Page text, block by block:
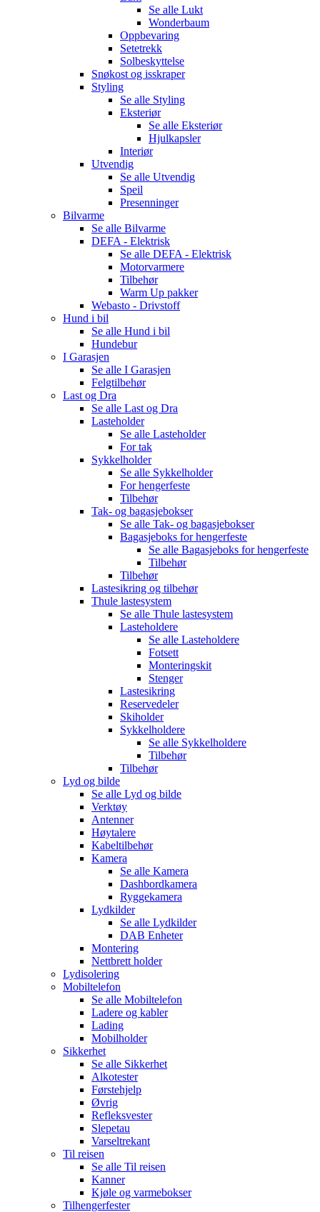
Se alle Lukt
Wonderbaum
Oppbevaring
Setetrekk
Solbeskyttelse
Snøkost og isskraper
Styling
Se alle Styling
Eksteriør
Se alle Eksteriør
Hjulkapsler
Interiør
Utvendig
Se alle Utvendig
Speil
Presenninger
Bilvarme
Se alle Bilvarme
DEFA - Elektrisk
Se alle DEFA - Elektrisk
Motorvarmere
Tilbehør
Warm Up pakker
Webasto - Drivstoff
Hund i bil
Se alle Hund i bil
Hundebur
I Garasjen
Se alle I Garasjen
Felgtilbehør
Last og Dra
Se alle Last og Dra
Lasteholder
Se alle Lasteholder
For tak
Sykkelholder
Se alle Sykkelholder
For hengerfeste
Tilbehør
Tak- og bagasjebokser
Se alle Tak- og bagasjebokser
Bagasjeboks for hengerfeste
Se alle Bagasjeboks for hengerfeste
Tilbehør
Tilbehør
Lastesikring og tilbehør
Thule lastesystem
Se alle Thule lastesystem
Lasteholdere
Se alle Lasteholdere
Fotsett
Monteringskit
Stenger
Lastesikring
Reservedeler
Skiholder
Sykkelholdere
Se alle Sykkelholdere
Tilbehør
Tilbehør
Lyd og bilde
Se alle Lyd og bilde
Verktøy
Antenner
Høytalere
Kabeltilbehør
Kamera
Se alle Kamera
Dashbordkamera
Ryggekamera
Lydkilder
Se alle Lydkilder
DAB Enheter
Montering
Nettbrett holder
Lydisolering
Mobiltelefon
Se alle Mobiltelefon
Ladere og kabler
Lading
Mobilholder
Sikkerhet
Se alle Sikkerhet
Alkotester
Førstehjelp
Øvrig
Refleksvester
Slepetau
Varseltrekant
Til reisen
Se alle Til reisen
Kanner
Kjøle og varmebokser
Tilhengerfester